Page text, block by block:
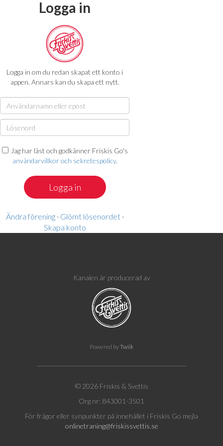
Logga in
Logga in om du redan skapat ett konto i
appen. Annars kan du skapa ett nytt.
Jag har läst och godkänner Friskis Go's
användarvillkor och sekretespolicy.
Ändra förening· Glömt lösenordet·
Skapa konto
Kanalen är producerad av
Powered byTwiik
© 2026 Friskis & Svettis
Org nr: 843001-3501
För frågor eller synpunkter på innehållet i Friskis Go mejla
onlinetraning@friskissvettis.se